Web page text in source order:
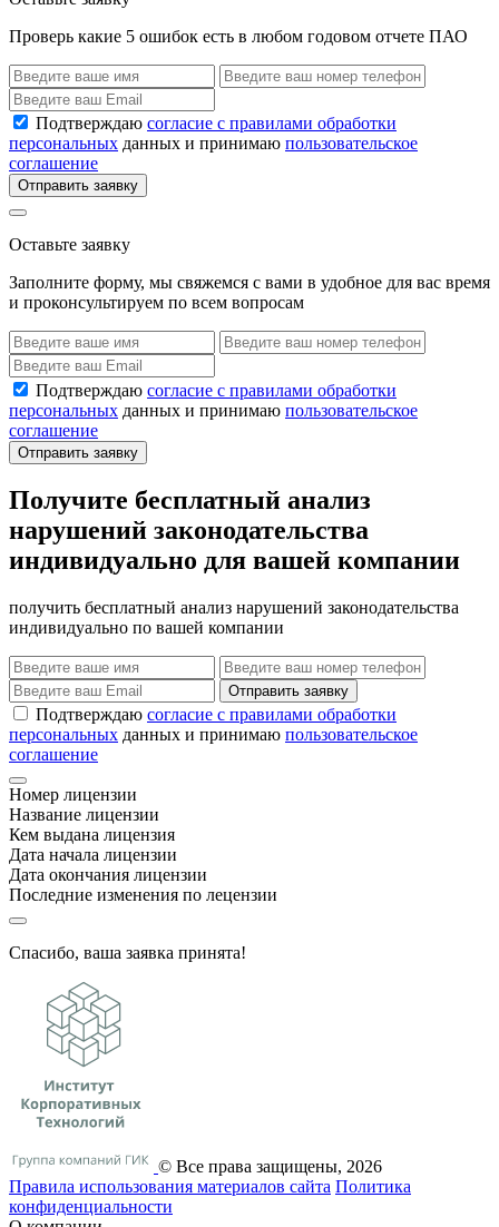
Проверь какие 5 ошибок есть в любом годовом отчете ПАО
Подтверждаю согласие с правилами обработки
персональных данных и принимаю пользовательское
соглашение
Отправить заявку
Оставьте заявку
Заполните форму, мы свяжемся с вами в удобное для вас время
и проконсультируем по всем вопросам
Подтверждаю согласие с правилами обработки
персональных данных и принимаю пользовательское
соглашение
Отправить заявку
Получите бесплатный анализ
нарушений законодательства
индивидуально для вашей компании
получить бесплатный анализ нарушений законодательства
индивидуально по вашей компании
Отправить заявку
Подтверждаю согласие с правилами обработки
персональных данных и принимаю пользовательское
соглашение
Номер лицензии
Название лицензии
Кем выдана лицензия
Дата начала лицензии
Дата окончания лицензии
Последние изменения по лецензии
Спасибо, ваша заявка принята!
© Все права защищены, 2026
Правила использования материалов сайта Политика
конфиденциальности